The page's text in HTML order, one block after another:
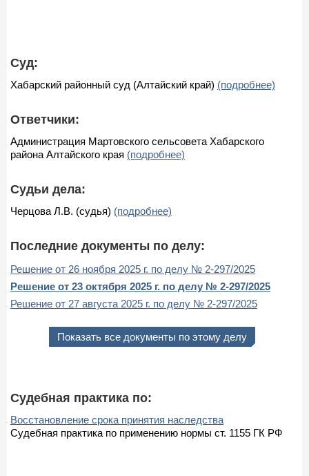
Суд:
Хабарский районный суд (Алтайский край) (подробнее)
Ответчики:
Администрация Мартовского сельсовета Хабарского
района Алтайского края (подробнее)
Судьи дела:
Черцова Л.В. (судья) (подробнее)
Последние документы по делу:
Решение от 26 ноября 2025 г. по делу № 2-297/2025
Решение от 23 октября 2025 г. по делу № 2-297/2025
Решение от 27 августа 2025 г. по делу № 2-297/2025
Показать все документы по этому делу
Судебная практика по:
Восстановление срока принятия наследства
Судебная практика по применению нормы ст. 1155 ГК РФ